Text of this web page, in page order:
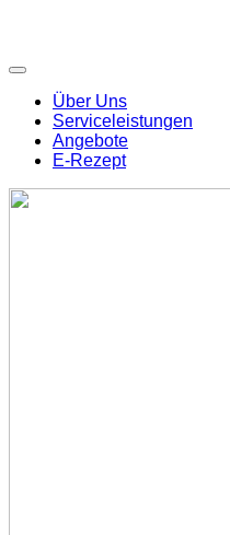
Über Uns
Serviceleistungen
Angebote
E-Rezept